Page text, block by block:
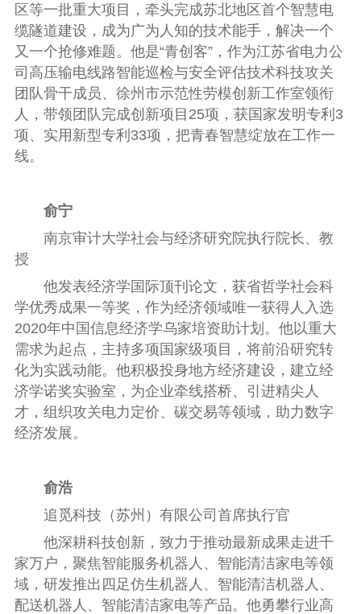
区等一批重大项目，牵头完成苏北地区首个智慧电
缆隧道建设，成为广为人知的技术能手，解决一个
又一个抢修难题。他是“青创客”，作为江苏省电力公
司高压输电线路智能巡检与安全评估技术科技攻关
团队骨干成员、徐州市示范性劳模创新工作室领衔
人，带领团队完成创新项目25项，获国家发明专利3
项、实用新型专利33项，把青春智慧绽放在工作一
线。
俞宁
南京审计大学社会与经济研究院执行院长、教
授
他发表经济学国际顶刊论文，获省哲学社会科
学优秀成果一等奖，作为经济领域唯一获得人入选
2020年中国信息经济学乌家培资助计划。他以重大
需求为起点，主持多项国家级项目，将前沿研究转
化为实践动能。他积极投身地方经济建设，建立经
济学诺奖实验室，为企业牵线搭桥、引进精尖人
才，组织攻关电力定价、碳交易等领域，助力数字
经济发展。
俞浩
追觅科技（苏州）有限公司首席执行官
他深耕科技创新，致力于推动最新成果走进千
家万户，聚焦智能服务机器人、智能清洁家电等领
域，研发推出四足仿生机器人、智能清洁机器人、
配送机器人、智能清洁家电等产品。他勇攀行业高